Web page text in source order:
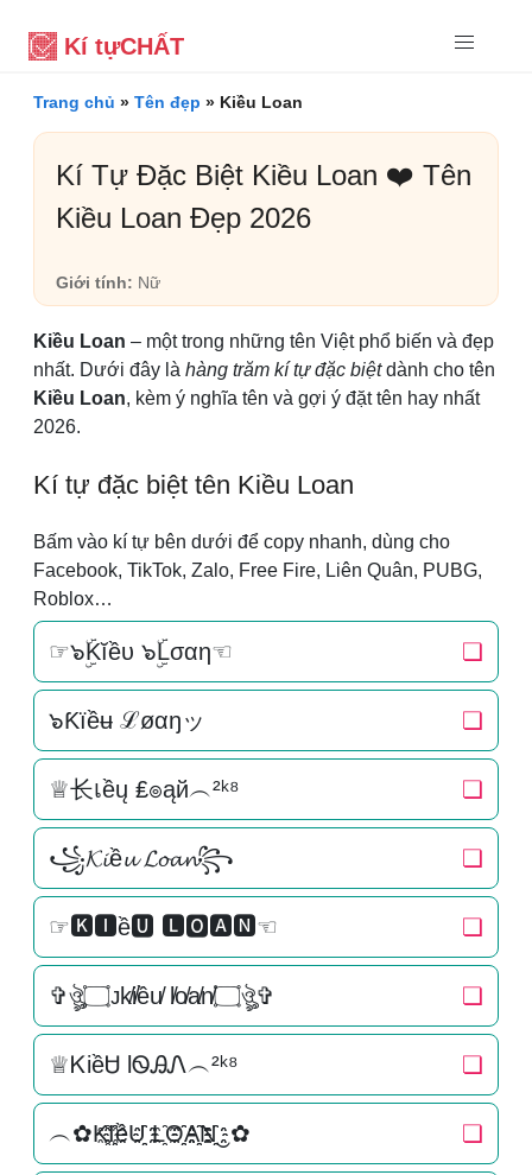
Kí tựCHẤT
Trang chủ » Tên đẹp » Kiều Loan
Kí Tự Đặc Biệt Kiều Loan ❤️ Tên
Kiều Loan Đẹp 2026
Giới tính: Nữ
Kiều Loan – một trong những tên Việt phổ biến và đẹp
nhất. Dưới đây là hàng trăm kí tự đặc biệtdành cho tên
Kiều Loan, kèm ý nghĩa tên và gợi ý đặt tên hay nhất
2026.
Kí tự đặc biệt tên Kiều Loan
Bấm vào kí tự bên dưới để copy nhanh, dùng cho
Facebook, TikTok, Zalo, Free Fire, Liên Quân, PUBG,
Roblox…
☞๖ۣۜKĭềυ ๖ۣۜLσαη☜ ❏
๖Ƙїềʉ ℒøαŋッ ❏
♕长เềų ₤๏ąй︵²ᵏ⁸ ❏
꧁𝓚𝓲ề𝓾 𝓛𝓸𝓪𝓷꧂ ❏
☞🅺🅸ề🆄 🅻🅾🅰🅽☜ ❏
✞ঔৣ۝ᴊk̸i̸ều̸ l̸o̸a̸n̸۝ঔৣ✞ ❏
♕ᏦiềᏌ lᏫᎯᏁ︵²ᵏ⁸ ❏
︵✿K҈I҈҈ềU҈҈ L҈O҈҈A҈҈N҈҈‿✿ ❏